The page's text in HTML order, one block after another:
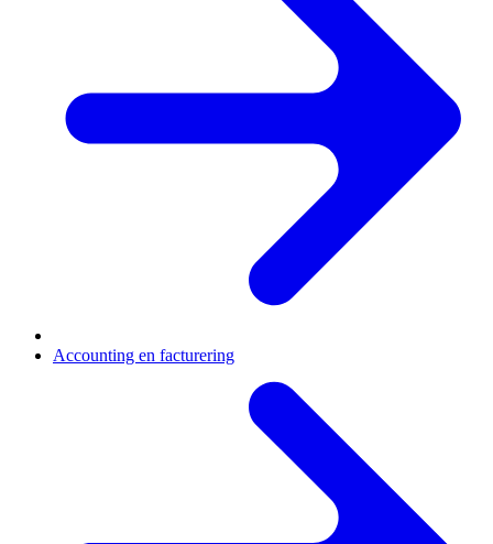
Accounting en facturering